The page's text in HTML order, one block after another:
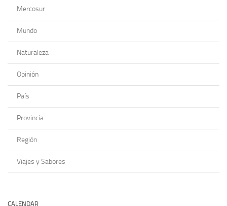
Mercosur
Mundo
Naturaleza
Opinión
País
Provincia
Región
Viajes y Sabores
CALENDAR